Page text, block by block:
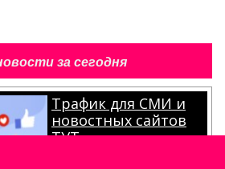
за сегодня
Трафик для СМИ и
новостных сайтов
ТУТ